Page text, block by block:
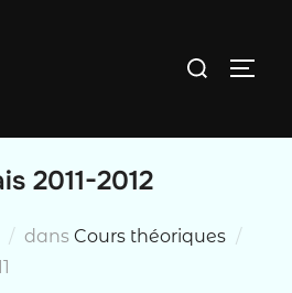
Rechercher :
2011-2012
dans Cours théoriques